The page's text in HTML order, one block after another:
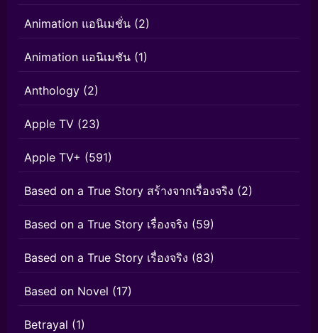
Animation แอนิเมชั่น (2)
Animation แอนิเมชัน (1)
Anthology (2)
Apple TV (23)
Apple TV+ (591)
Based on a True Story สร้างจากเรื่องจริง (2)
Based on a True Story เรื่องจริง (59)
Based on a True Story เรื่องจริง (83)
Based on Novel (17)
Betrayal (1)